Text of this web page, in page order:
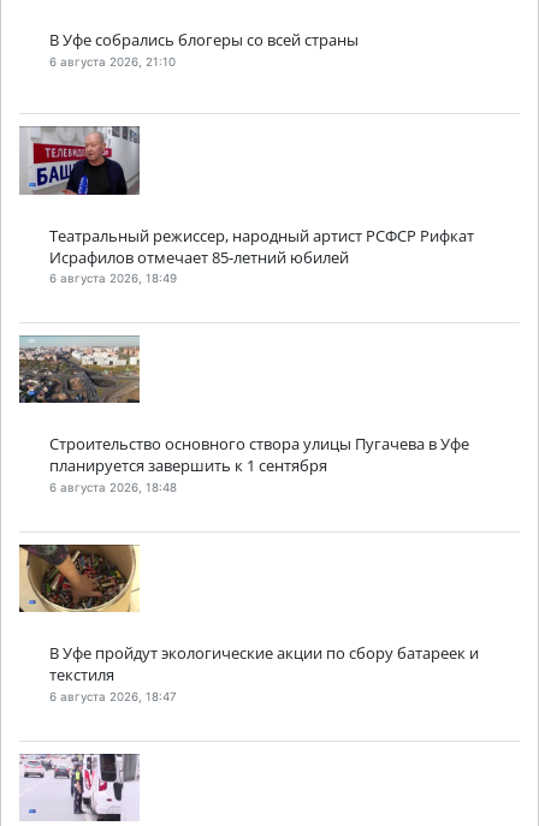
В Уфе собрались блогеры со всей страны
6 августа 2026, 21:10
Театральный режиссер, народный артист РСФСР Рифкат
Исрафилов отмечает 85-летний юбилей
6 августа 2026, 18:49
Строительство основного створа улицы Пугачева в Уфе
планируется завершить к 1 сентября
6 августа 2026, 18:48
В Уфе пройдут экологические акции по сбору батареек и
текстиля
6 августа 2026, 18:47